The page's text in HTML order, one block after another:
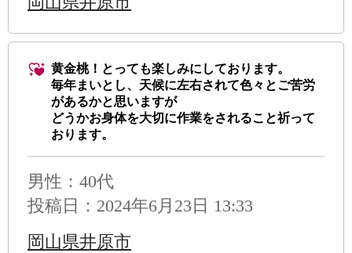
黄金桃！とっても楽しみにしております。
毎年まいとし、天候に左右されて色々とご苦労
があるかと思いますが
どうかお身体を大切に作業をされること祈って
おります。
男性 ：40代
投稿日：2024年6月23日 13:33
岡山県井原市